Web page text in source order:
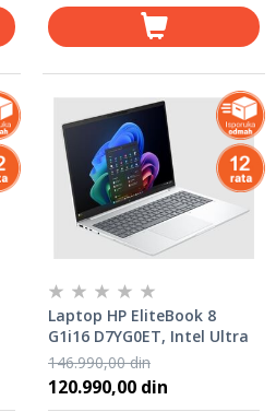
Laptop HP EliteBook 8
G1i16 D7YG0ET, Intel Ultra
5 226V, 16GB RAM, 512GB
SSD, DOS
146.990,00 din
120.990,00 din